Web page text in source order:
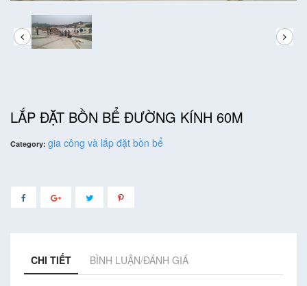
LẮP ĐẶT BỒN BỂ ĐƯỜNG KÍNH 60M
Category: gia công và lắp đặt bồn bể
CHI TIẾT BÌNH LUẬN/ĐÁNH GIÁ